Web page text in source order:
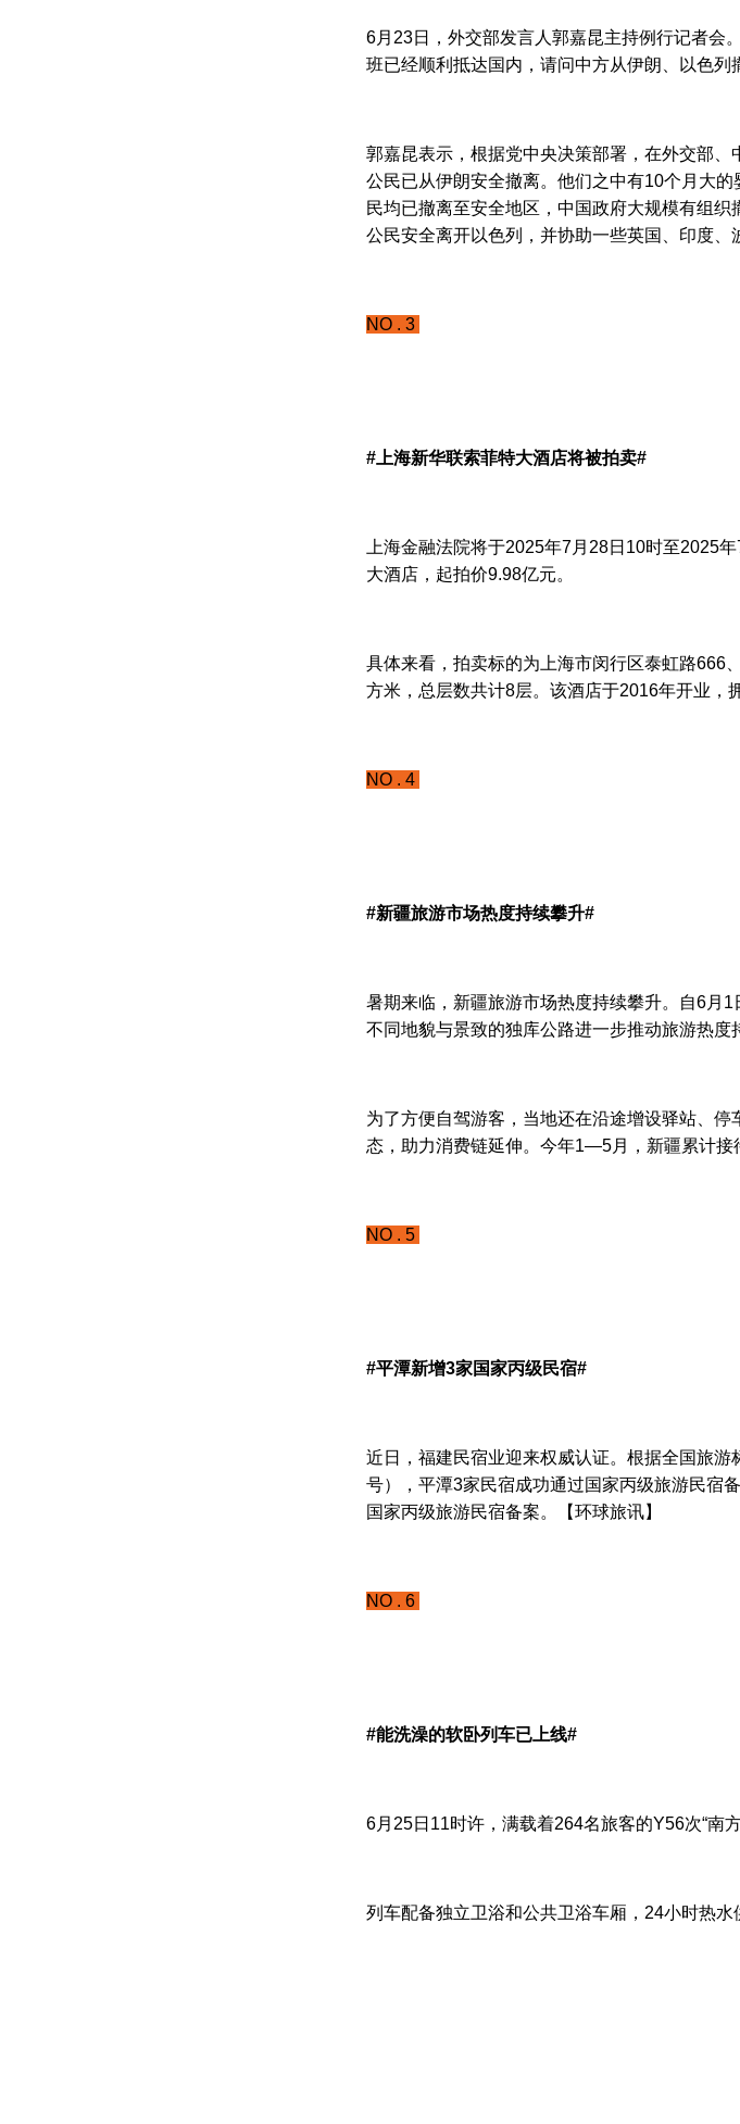
6月23日，外交部发言人郭嘉昆主持例行记者会
班已经顺利抵达国内，请问中方从伊朗、以色列
郭嘉昆表示，根据党中央决策部署，在外交部
公民已从伊朗安全撤离。他们之中有10个月大
民均已撤离至安全地区，中国政府大规模有组
公民安全离开以色列，并协助一些英国、印度、
NO . 3
#上海新华联索菲特大酒店将被拍卖#
上海金融法院将于2025年7月28日10时至2025
大酒店，起拍价9.98亿元。
具体来看，拍卖标的为上海市闵行区泰虹路666
方米，总层数共计8层。该酒店于2016年开业，
NO . 4
#新疆旅游市场热度持续攀升#
暑期来临，新疆旅游市场热度持续攀升。自6月
不同地貌与景致的独库公路进一步推动旅游热度
为了方便自驾游客，当地还在沿途增设驿站、
态，助力消费链延伸。今年1—5月，新疆累计接
NO . 5
#平潭新增3家国家丙级民宿#
近日，福建民宿业迎来权威认证。根据全国旅
号），平潭3家民宿成功通过国家丙级旅游民宿
国家丙级旅游民宿备案。【环球旅讯】
NO . 6
#能洗澡的软卧列车已上线#
6月25日11时许，满载着264名旅客的Y56次“南
列车配备独立卫浴和公共卫浴车厢，24小时热